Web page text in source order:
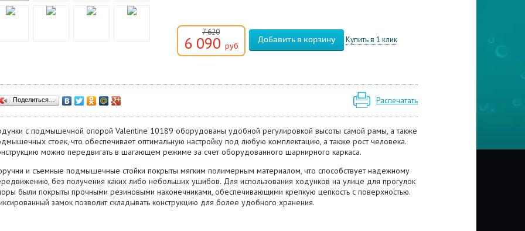
7 620
6 090 руб
Купить в 1 клик
Поделиться… Распечатать
с подмышечной опорой Valentine 10189 оборудованы удобной регулировкой высоты самой рамы, а также
стоек, что обеспечивает оптимальную настройку под любую комплектацию, а также рост человека.
можно передвигать в шагающем режиме за счет оборудованного шарнирного каркаса.
и съемные подмышечные стойки покрыты мягким полимерным материалом, что способствует надежному
без получения каких либо небольших ушибов. Для использования ходунков на улице для прогулок
были покрыты прочными резиновыми наконечниками, обеспечивающими крепкую цепкость с поверхностью.
замок позволит складывать конструкцию для более удобного хранения.